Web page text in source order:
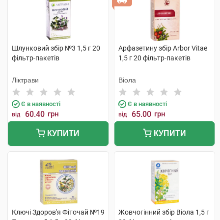
Шлунковий збір №3 1,5 г 20
фільтр-пакетів
Ліктрави
Є в наявності
від 60.40 грн
КУПИТИ
Арфазетину збір Arbor Vitae
1,5 г 20 фільтр-пакетів
Віола
Є в наявності
від 65.00 грн
КУПИТИ
Ключі Здоров'я Фіточай №19
Жовчогінний збір Віола 1,5 г